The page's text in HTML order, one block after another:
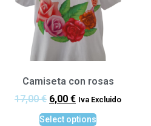
Camiseta con rosas
17,00€ 6,00 € Iva Excluido
Select options